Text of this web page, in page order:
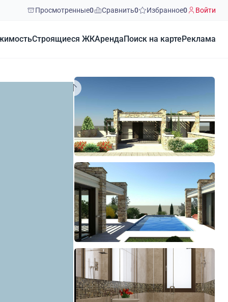
Просмотренные0 Сравнить0 Избранное0 Войти
Строящиеся ЖКАренда Поиск на карте Реклама